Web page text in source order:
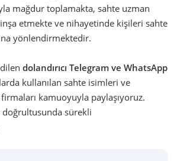
mağdur toplamakta, sahte uzman
etmekte ve nihayetinde kişileri sahte
yönlendirmektedir.
dolandırıcı Telegram ve WhatsApp
kullanılan sahte isimleri ve
kamuoyuyla paylaşıyoruz.
sürekli